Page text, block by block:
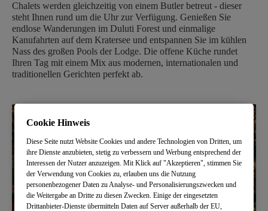
Chalets werden gleichzeitig von einem Butler betreut - dieser
steht Ihnen rund um die Uhr zur Verfügung. Genießen Sie
endlose Wanderungen im Duluti Forest und einmalige
Kanufahrten auf dem Kratersee und entspannen Sie im kühlen
Nass des großen Pools der Lodge. Die offene Küche rundet
Ihren Tag mit einem Mix aus modernen, internationalen und
traditionellen Gerichten perfekt ab.
Cookie Hinweis
Diese Seite nutzt Website Cookies und andere Technologien von Dritten, um
ihre Dienste anzubieten, stetig zu verbessern und Werbung entsprechend der
Interessen der Nutzer anzuzeigen. Mit Klick auf "Akzeptieren", stimmen Sie
der Verwendung von Cookies zu, erlauben uns die Nutzung
personenbezogener Daten zu Analyse- und Personalisierungszwecken und
die Weitergabe an Dritte zu diesen Zwecken. Einige der eingesetzten
Drittanbieter-Dienste übermitteln Daten auf Server außerhalb der EU,